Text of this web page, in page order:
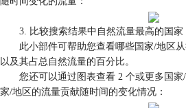
3. 比较搜索结果中自然流量最高的国家
此小部件可帮助您查看哪些国家/地区从
以及其占总自然流量的百分比。
您还可以通过图表查看 2 个或更多国家/
家/地区的流量贡献随时间的变化情况：